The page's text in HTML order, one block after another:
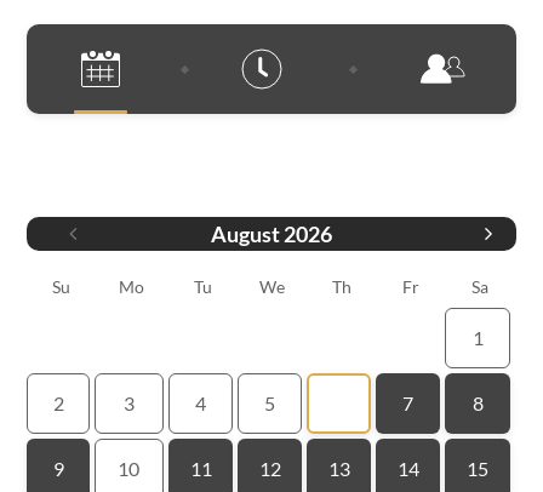
August2026
Su Mo Tu We Th Fr Sa
1
2 3 4 5 7 8
9 10 11 12 13 14 15